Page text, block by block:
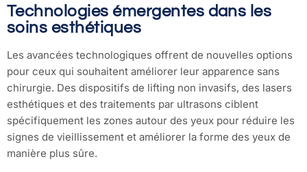
Technologies émergentes dans les
soins esthétiques
Les avancées technologiques offrent de nouvelles options
pour ceux qui souhaitent améliorer leur apparence sans
chirurgie. Des dispositifs de lifting non invasifs, des lasers
esthétiques et des traitements par ultrasons ciblent
spécifiquement les zones autour des yeux pour réduire les
signes de vieillissement et améliorer la forme des yeux de
manière plus sûre.